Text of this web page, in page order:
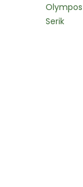
Olympos
Serik